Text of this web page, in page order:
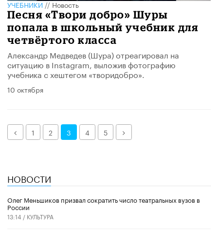
УЧЕБНИКИ//Новость
Песня «Твори добро» Шуры
попала в школьный учебник для
четвёртого класса
Александр Медведев (Шура) отреагировал на
ситуацию в Instagram, выложив фотографию
учебника с хештегом «творидобро».
10 октября
Назад1 2 3 4 5 Далее
НОВОСТИ
Олег Меньшиков призвал сократить число театральных вузов в
России
13:14 / КУЛЬТУРА